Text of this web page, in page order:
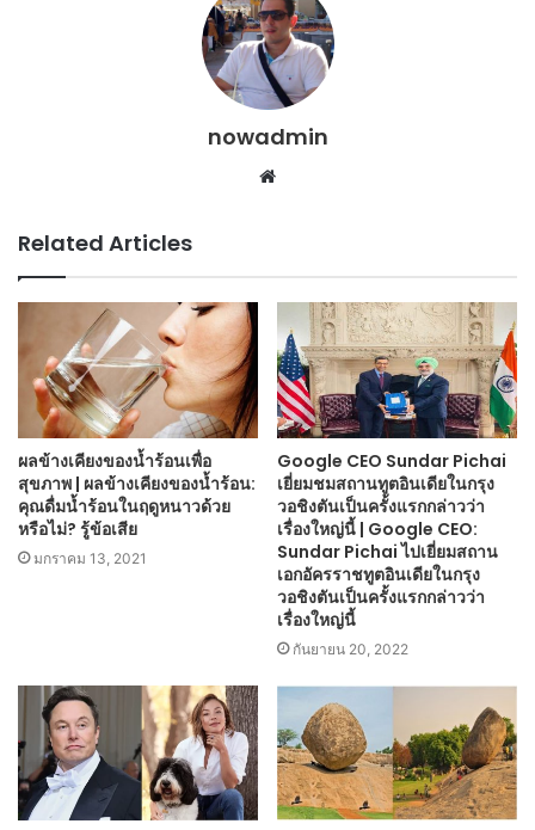
nowadmin
Website
Related Articles
ผลข้างเคียงของน้ำร้อนเพื่อ
สุขภาพ | ผลข้างเคียงของน้ำร้อน:
คุณดื่มน้ำร้อนในฤดูหนาวด้วย
หรือไม่? รู้ข้อเสีย
มกราคม 13, 2021
Google CEO Sundar Pichai
เยี่ยมชมสถานทูตอินเดียในกรุง
วอชิงตันเป็นครั้งแรกกล่าวว่า
เรื่องใหญ่นี้ | Google CEO:
Sundar Pichai ไปเยี่ยมสถาน
เอกอัครราชทูตอินเดียในกรุง
วอชิงตันเป็นครั้งแรกกล่าวว่า
เรื่องใหญ่นี้
กันยายน 20, 2022